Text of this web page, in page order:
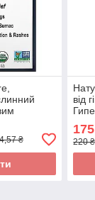
дії, 4
₴
від
175
220